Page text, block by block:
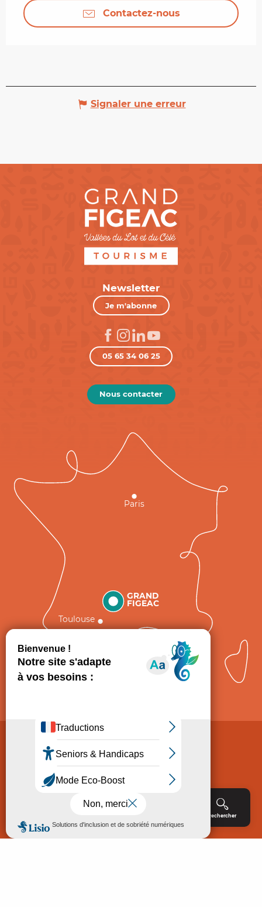
Rechercher
Contactez-nous
Signaler une erreur
Newsletter
Je m'abonne
05 65 34 06 25
Nous contacter
GRAND
FIGEAC
Toulouse
Paris
Politique de Protection des données
Consentement
Accessibilité : non conforme